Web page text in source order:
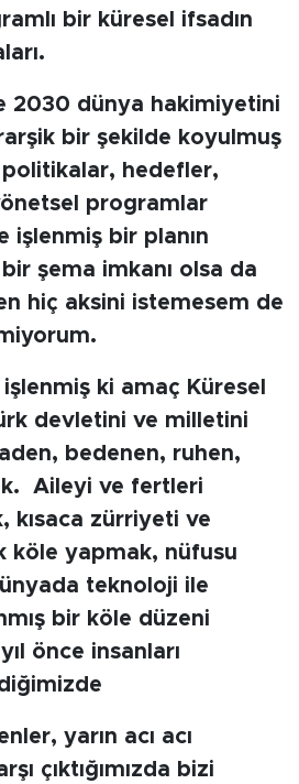
bir küresel ifsadın
2030 dünya hakimiyetini
bir şekilde koyulmuş
hedefler,
programlar
işlenmiş bir planın
şema imkanı olsa da
hiç aksini istemesem de
ki amaç Küresel
devletini ve milletini
bedenen, ruhen,
Aileyi ve fertleri
kısaca zürriyeti ve
köle yapmak, nüfusu
teknoloji ile
bir köle düzeni
önce insanları
yarın acı acı
çıktığımızda bizi